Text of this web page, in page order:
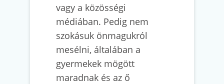
vagy a közösségi
médiában. Pedig nem
szokásuk önmagukról
mesélni, általában a
gyermekek mögött
maradnak és az ő